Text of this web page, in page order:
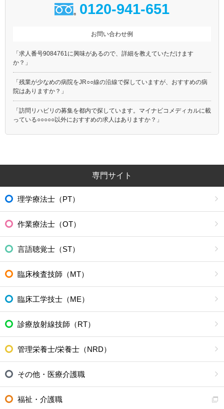
0120-941-651
お問い合わせ例
「求人番号9084761に興味があるので、詳細を教えていただけます
か？」
「残業が少なめの病院をJR○○線の沿線で探していますが、おすすめの病
院はありますか？」
「訪問リハビリの募集を都内で探しています。マイナビコメディカルに載
っている○○○○○以外におすすめの求人はありますか？」
専門サイト
理学療法士（PT）
作業療法士（OT）
言語聴覚士（ST）
臨床検査技師（MT）
臨床工学技士（ME）
診療放射線技師（RT）
管理栄養士/栄養士（NRD）
その他・医療介護職
福祉・介護職